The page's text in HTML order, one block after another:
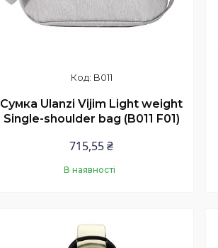
B011
Сумка Ulanzi Vijim Light weight
Single-shoulder bag (B011 F01)
715,55 ₴
В наявності